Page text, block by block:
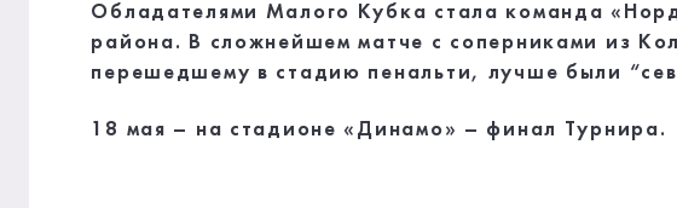
Обладателями Малого Кубка стала команда
района. В сложнейшем матче с соперниками из
перешедшему в стадию пенальти, лучше были
18 мая – на стадионе «Динамо» – финал Турнира.